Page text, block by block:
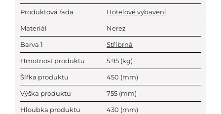
Produktová řada Hotelové vybavení
Materiál Nerez
Barva 1 Stříbrná
Hmotnost produktu 5.95 (kg)
Šířka produktu 450 (mm)
Výška produktu 755 (mm)
Hloubka produktu 430 (mm)